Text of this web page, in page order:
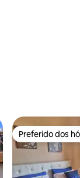
Preferido dos
Preferido dos